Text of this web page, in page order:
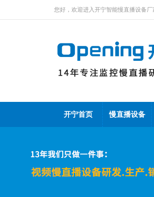
您好，欢迎进入开宁智能慢直播设备厂
开宁首页 慢直播设备